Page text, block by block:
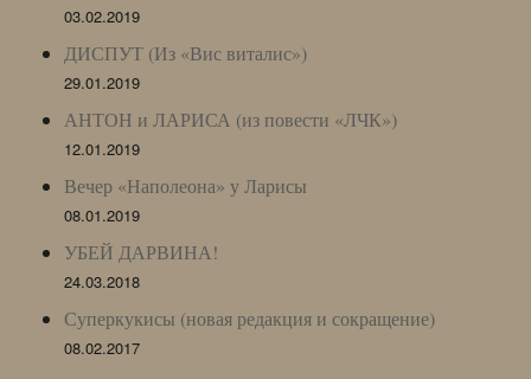
03.02.2019
ДИСПУТ (Из «Вис виталис»)
29.01.2019
АНТОН и ЛАРИСА (из повести «ЛЧК»)
12.01.2019
Вечер «Наполеона» у Ларисы
08.01.2019
УБЕЙ ДАРВИНА!
24.03.2018
Суперкукисы (новая редакция и сокращение)
08.02.2017